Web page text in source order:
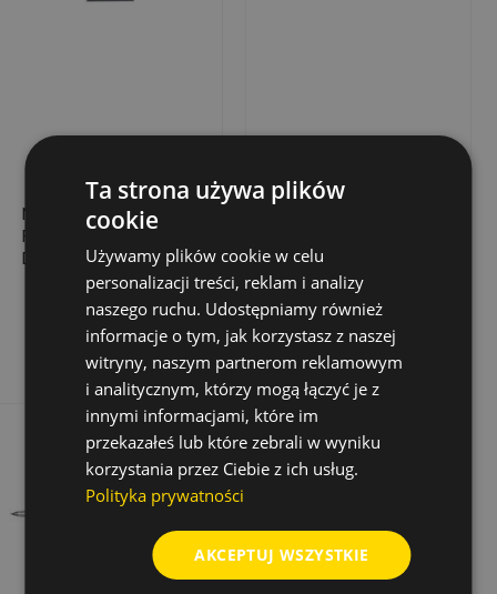
NÓŻ TRAPEZOWY Z
RĘKOJEŚCIĄ HEAVY
DUTY 48-22-1910
Cena
60,63 zł
Dodaj do koszyka
20 MM X 160 MM
Cena
14,24 zł
Dodaj do koszyka
Ta strona używa plików
cookie
Używamy plików cookie w celu
personalizacji treści, reklam i analizy
naszego ruchu. Udostępniamy również
informacje o tym, jak korzystasz z naszej
witryny, naszym partnerom reklamowym
i analitycznym, którzy mogą łączyć je z
innymi informacjami, które im
przekazałeś lub które zebrali w wyniku
korzystania przez Ciebie z ich usług.
Polityka prywatności
AKCEPTUJ WSZYSTKIE